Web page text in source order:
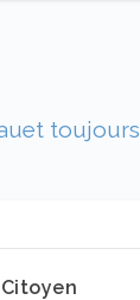
toujours